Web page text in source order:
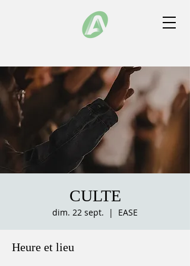
CULTE
dim. 22 sept.
  |
EASE
Heure et lieu